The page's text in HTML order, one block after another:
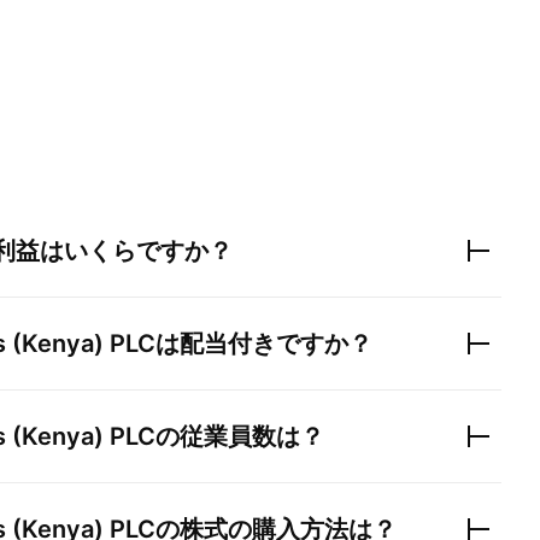
益はいくらですか？
(Kenya) PLCは配当付きですか？
(Kenya) PLCの従業員数は？
(Kenya) PLCの株式の購入方法は？